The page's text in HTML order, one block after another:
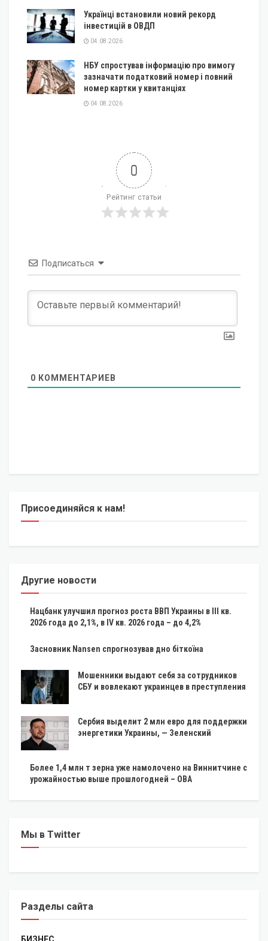
Українці встановили новий рекорд
інвестицій в ОВДП
04.08.2026
НБУ спростував інформацію про вимогу
зазначати податковий номер і повний
номер картки у квитанціях
04.08.2026
0
Рейтинг статьи
Подписаться
0 КОММЕНТАРИЕВ
Присоединяйся к нам!
Другие новости
Нацбанк улучшил прогноз роста ВВП Украины в III кв.
2026 года до 2,1%, в IV кв. 2026 года – до 4,2%
Засновник Nansen спрогнозував дно біткоїна
Мошенники выдают себя за сотрудников
СБУ и вовлекают украинцев в преступления
Сербия выделит 2 млн евро для поддержки
энергетики Украины, — Зеленский
Более 1,4 млн т зерна уже намолочено на Виннитчине с
урожайностью выше прошлогодней – ОВА
Мы в Twitter
Разделы сайта